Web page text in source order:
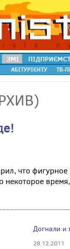
ЗМІ
АБІТУРІЄНТУ ТВ-
что
Догнали и
28.12.2011